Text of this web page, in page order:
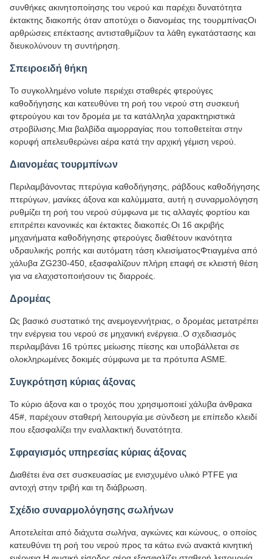
συνθήκες ακινητοποίησης του νερού και παρέχει δυνατότητα
έκτακτης διακοπής όταν αποτύχει ο διανομέας της τουρμπίναςΟι
αρθρώσεις επέκτασης αντισταθμίζουν τα λάθη εγκατάστασης και
διευκολύνουν τη συντήρηση.
Σπειροειδή θήκη
Το συγκολλημένο volute περιέχει σταθερές φτερούγες
καθοδήγησης και κατευθύνει τη ροή του νερού στη συσκευή
φτερούγου και τον δρομέα με τα κατάλληλα χαρακτηριστικά
στροβίλισης.Μια βαλβίδα αιμορραγίας που τοποθετείται στην
κορυφή απελευθερώνει αέρα κατά την αρχική γέμιση νερού.
Διανομέας τουρμπίνων
Περιλαμβάνοντας πτερύγια καθοδήγησης, ράβδους καθοδήγησης
πτερύγων, μανίκες άξονα και καλύμματα, αυτή η συναρμολόγηση
ρυθμίζει τη ροή του νερού σύμφωνα με τις αλλαγές φορτίου και
επιτρέπει κανονικές και έκτακτες διακοπές.Οι 16 ακριβής
μηχανήματα καθοδήγησης φτερούγες διαθέτουν ικανότητα
υδραυλικής ροπής και αυτόματη τάση κλεισίματοςΦτιαγμένα από
χάλυβα ZG230-450, εξασφαλίζουν πλήρη επαφή σε κλειστή θέση
για να ελαχιστοποιήσουν τις διαρροές.
Δρομέας
Ως βασικό συστατικό της ανεμογεννήτριας, ο δρομέας μετατρέπει
την ενέργεια του νερού σε μηχανική ενέργεια..Ο σχεδιασμός
περιλαμβάνει 16 τρύπες μείωσης πίεσης και υποβάλλεται σε
ολοκληρωμένες δοκιμές σύμφωνα με τα πρότυπα ASME.
Συγκρότηση κύριας άξονας
Το κύριο άξονα και ο τροχός που χρησιμοποιεί χάλυβα άνθρακα
45#, παρέχουν σταθερή λειτουργία.με σύνδεση με επίπεδο κλειδί
που εξασφαλίζει την εναλλακτική δυνατότητα.
Σφραγισμός υπηρεσίας κύριας άξονας
Διαθέτει ένα σετ συσκευασίας με ενισχυμένο υλικό PTFE για
αντοχή στην τριβή και τη διάβρωση.
Σχέδιο συναρμολόγησης σωλήνων
Αποτελείται από διάχυτα σωλήνα, αγκώνες και κώνους, ο οποίος
κατευθύνει τη ροή του νερού προς τα κάτω ενώ ανακτά κινητική